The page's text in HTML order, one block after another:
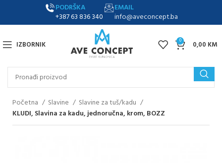
PODRŠKA
+387 63 836 340
EMAIL
info@aveconcept.ba
IZBORNIK 0 0,00 KM
Početna Slavine
Slavine za tuš/kadu
KLUDI, Slavina za kadu, jednoručna, krom, BOZZ